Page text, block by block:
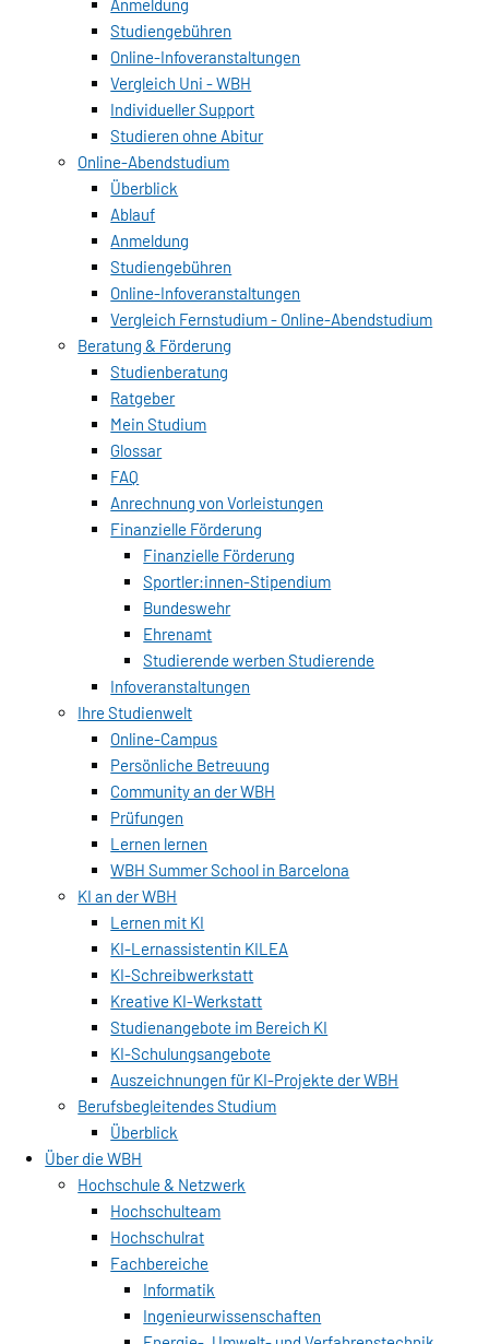
Anmeldung
Studiengebühren
Online-Infoveranstaltungen
Vergleich Uni - WBH
Individueller Support
Studieren ohne Abitur
Online-Abendstudium
Überblick
Ablauf
Anmeldung
Studiengebühren
Online-Infoveranstaltungen
Vergleich Fernstudium - Online-Abendstudium
Beratung & Förderung
Studienberatung
Ratgeber
Mein Studium
Glossar
FAQ
Anrechnung von Vorleistungen
Finanzielle Förderung
Finanzielle Förderung
Sportler:innen-Stipendium
Bundeswehr
Ehrenamt
Studierende werben Studierende
Infoveranstaltungen
Ihre Studienwelt
Online-Campus
Persönliche Betreuung
Community an der WBH
Prüfungen
Lernen lernen
WBH Summer School in Barcelona
KI an der WBH
Lernen mit KI
KI-Lernassistentin KILEA
KI-Schreibwerkstatt
Kreative KI-Werkstatt
Studienangebote im Bereich KI
KI-Schulungsangebote
Auszeichnungen für KI-Projekte der WBH
Berufsbegleitendes Studium
Überblick
Über die WBH
Hochschule & Netzwerk
Hochschulteam
Hochschulrat
Fachbereiche
Informatik
Ingenieurwissenschaften